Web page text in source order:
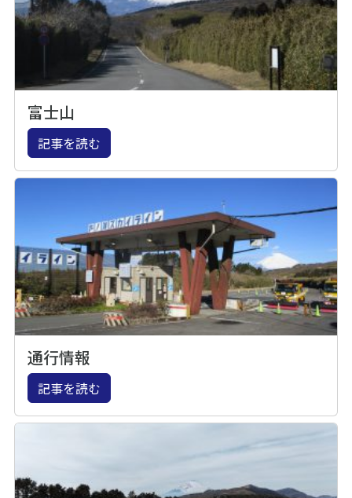
富士山
記事を読む
通行情報
記事を読む